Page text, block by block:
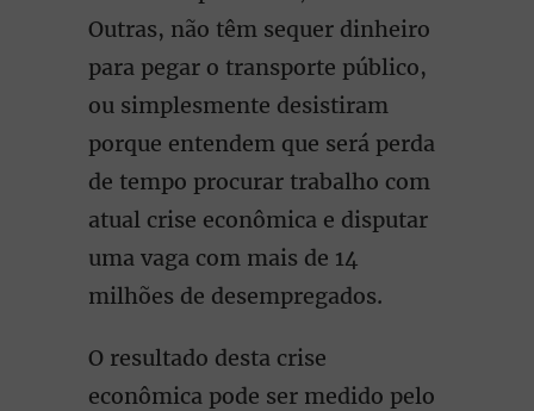
Outras, não têm sequer dinheiro
para pegar o transporte público,
ou simplesmente desistiram
porque entendem que será perda
de tempo procurar trabalho com
atual crise econômica e disputar
uma vaga com mais de 14
milhões de desempregados.
O resultado desta crise
econômica pode ser medido pelo